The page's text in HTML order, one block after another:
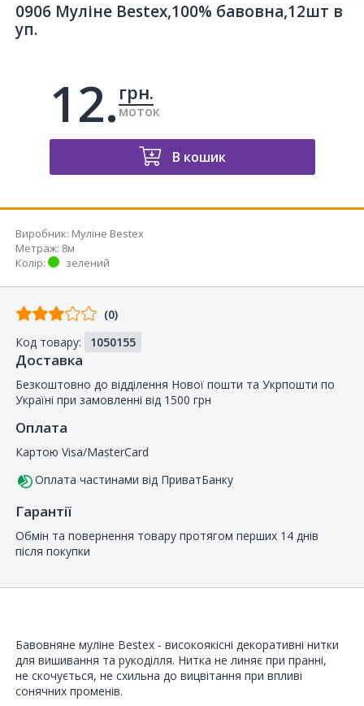
0906 Муліне Bestex,100% бавовна,12шт в
уп.
12. грн.
моток
В кошик
Виробник: Муліне Bestex
Метраж: 8м
Колір: зелений
Відгуків
покупців
(0)
Код товару:
1050155
Доставка
Безкоштовно до відділення Нової пошти та Укрпошти по
Україні при замовленні від 1500 грн
Оплата
Картою Visa/MasterCard
Оплата частинами від ПриватБанку
Гарантії
Обмін та повернення товару протягом перших 14 днів
після покупки
Бавовняне муліне Bestex - високоякісні декоративні нитки
для вишивання та рукоділля. Нитка не линяє при пранні,
не скочується, не схильна до вицвітання при впливі
сонячних променів.